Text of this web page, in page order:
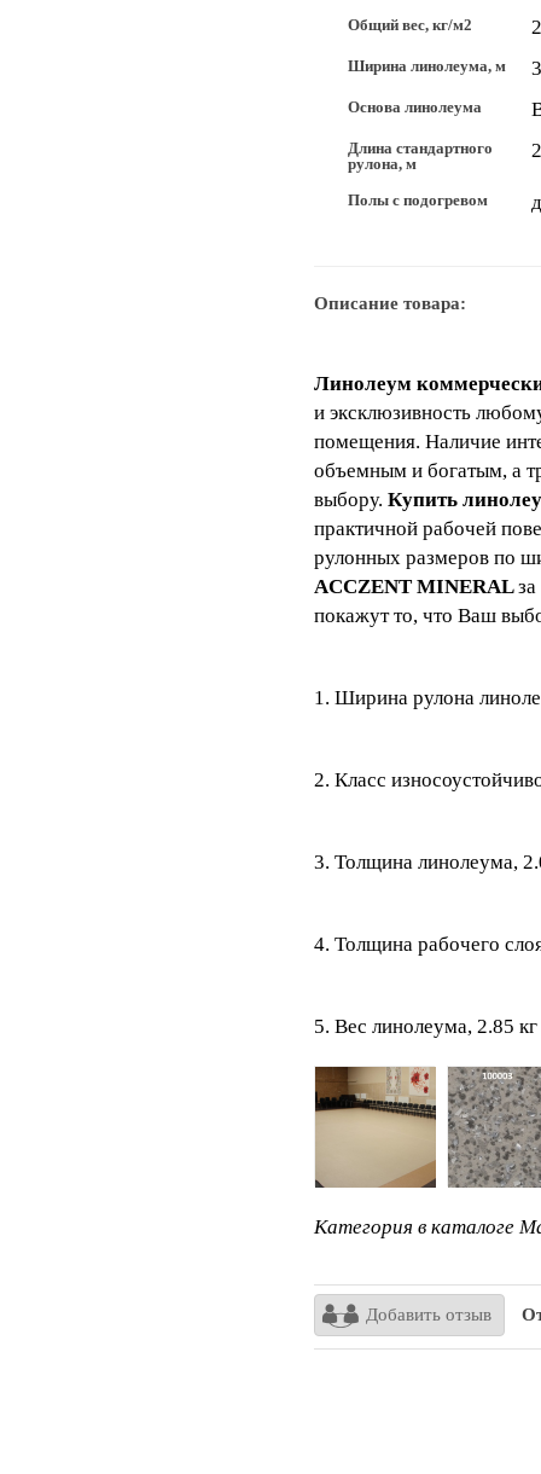
Общий вес, кг/м2
Ширина линолеума, м
Основа линолеума
Длина стандартного
рулона, м
Полы с подогревом
Описание товара:
Линолеум
и эксклюзивность
помещения. Наличие
объемным и богатым, а
выбору. Купить
практичной рабочей
рулонных размеров по
ACCZENT MINERAL
покажут то, что Ваш
1. Ширина рулона
2. Класс
3. Толщина линолеума,
4. Толщина рабочего
5. Вес линолеума, 2.85
Категория в каталоге
Добавить отзыв